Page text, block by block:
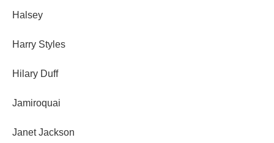
Halsey
Harry Styles
Hilary Duff
Jamiroquai
Janet Jackson